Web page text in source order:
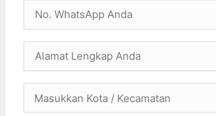
Masukkan Kota / Kecamatan